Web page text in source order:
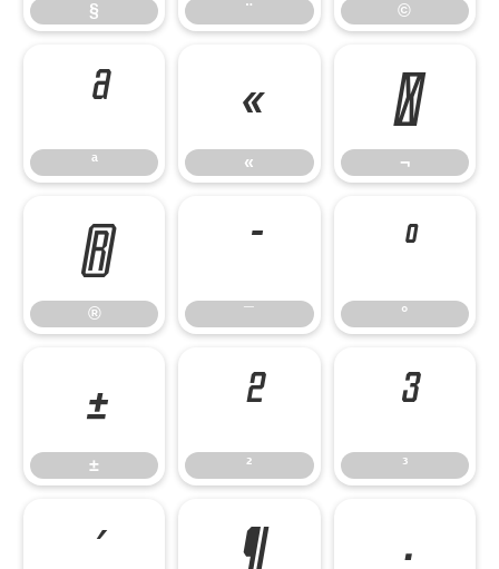
§ ¨ ©
ª
ª
«
«
¬
¬
®
®
¯
¯
°
°
±
±
²
²
³
³